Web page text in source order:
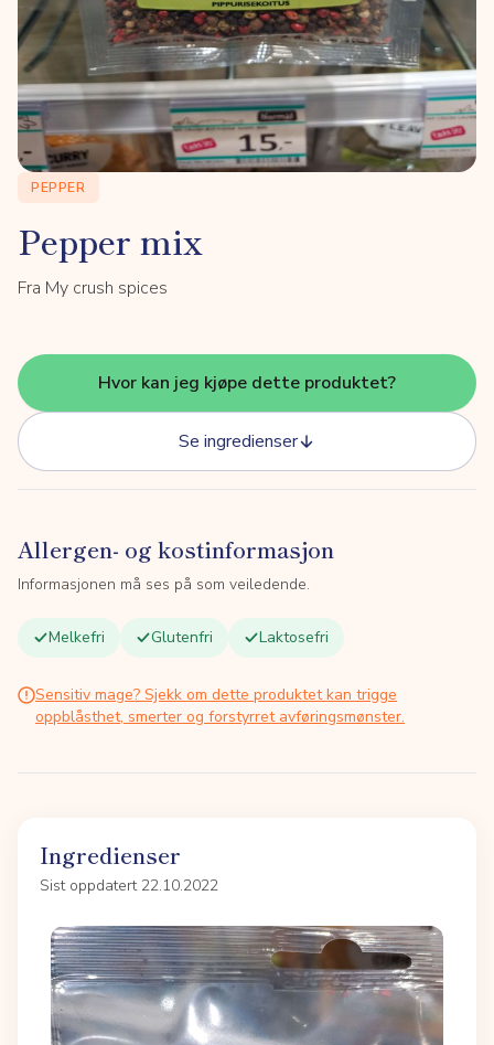
PEPPER
Pepper mix
Fra My crush spices
Hvor kan jeg kjøpe dette produktet?
Se ingredienser
Allergen- og kostinformasjon
Informasjonen må ses på som veiledende.
Melkefri Glutenfri Laktosefri
Sensitiv mage? Sjekk om dette produktet kan trigge
oppblåsthet, smerter og forstyrret avføringsmønster.
Ingredienser
Sist oppdatert 22.10.2022